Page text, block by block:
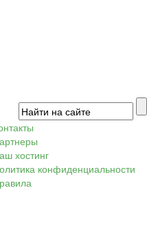
хостинг
конфиденциальности